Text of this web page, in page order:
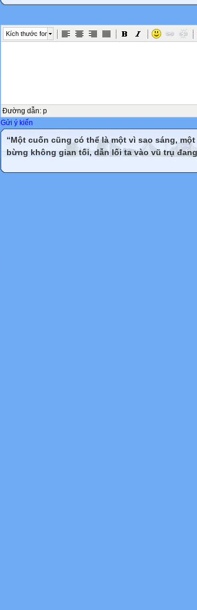
Kích thước font
Đường dẫn: p
Gửi ý kiến
“Một cuốn cũng có thể là một vì sao sáng,
bừng không gian tối, dẫn lối ta vào vũ trụ đang